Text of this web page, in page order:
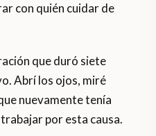
con quién cuidar de
que duró siete
Abrí los ojos, miré
nuevamente tenía
por esta causa.